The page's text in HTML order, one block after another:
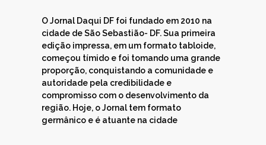
O Jornal Daqui DF foi fundado em 2010 na
cidade de São Sebastião- DF. Sua primeira
edição impressa, em um formato tabloide,
começou tímido e foi tomando uma grande
proporção, conquistando a comunidade e
autoridade pela credibilidade e
compromisso com o desenvolvimento da
região. Hoje, o Jornal tem formato
germânico e é atuante na cidade